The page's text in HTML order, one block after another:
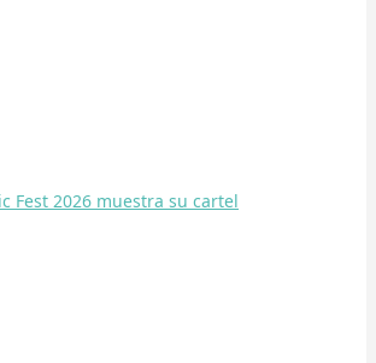
Fest 2026 muestra su cartel